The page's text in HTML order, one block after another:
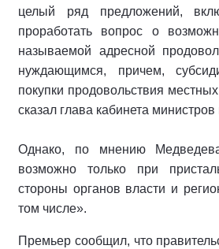
целый ряд предложений,
проработать вопрос о
называемой адресной
нуждающимся, причем,
покупки продовольствия
сказал глава кабинета
Однако, по мнению
возможно только при
стороны органов власти и
том числе».
Премьер сообщил, что